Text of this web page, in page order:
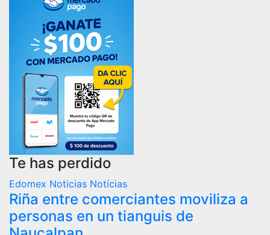
Te has perdido
Edomex Noticias Notícias
Riña entre comerciantes moviliza a
personas en un tianguis de